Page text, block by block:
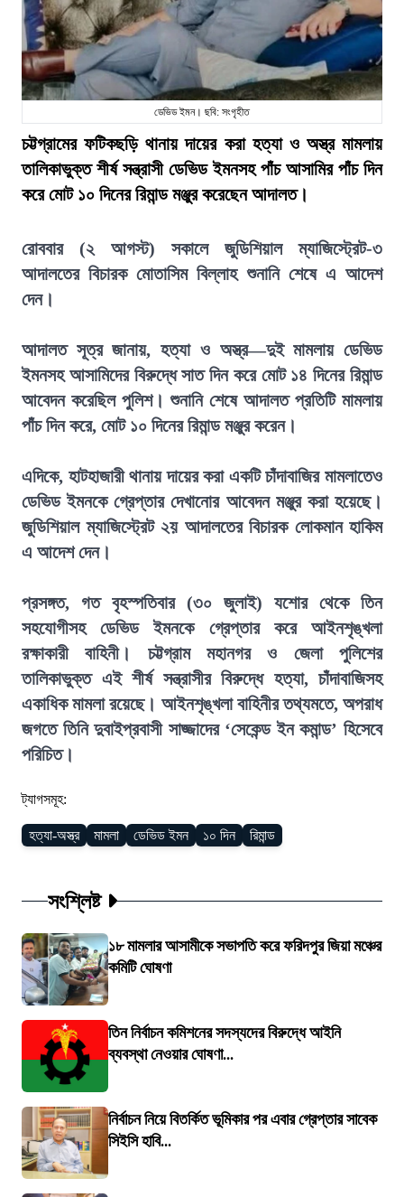
ডেভিড ইমন। ছবি: সংগৃহীত
চট্টগ্রামের ফটিকছড়ি থানায় দায়ের করা হত্যা ও অস্ত্র মামলায়
তালিকাভুক্ত শীর্ষ সন্ত্রাসী ডেভিড ইমনসহ পাঁচ আসামির পাঁচ দিন
করে মোট ১০ দিনের রিমান্ড মঞ্জুর করেছেন আদালত।
রোববার (২ আগস্ট) সকালে জুডিশিয়াল ম্যাজিস্ট্রেট-৩
আদালতের বিচারক মোতাসিম বিল্লাহ শুনানি শেষে এ আদেশ
দেন।
আদালত সূত্র জানায়, হত্যা ও অস্ত্র—দুই মামলায় ডেভিড
ইমনসহ আসামিদের বিরুদ্ধে সাত দিন করে মোট ১৪ দিনের রিমান্ড
আবেদন করেছিল পুলিশ। শুনানি শেষে আদালত প্রতিটি মামলায়
পাঁচ দিন করে, মোট ১০ দিনের রিমান্ড মঞ্জুর করেন।
এদিকে, হাটহাজারী থানায় দায়ের করা একটি চাঁদাবাজির মামলাতেও
ডেভিড ইমনকে গ্রেপ্তার দেখানোর আবেদন মঞ্জুর করা হয়েছে।
জুডিশিয়াল ম্যাজিস্ট্রেট ২য় আদালতের বিচারক লোকমান হাকিম
এ আদেশ দেন।
প্রসঙ্গত, গত বৃহস্পতিবার (৩০ জুলাই) যশোর থেকে তিন
সহযোগীসহ ডেভিড ইমনকে গ্রেপ্তার করে আইনশৃঙ্খলা
রক্ষাকারী বাহিনী। চট্টগ্রাম মহানগর ও জেলা পুলিশের
তালিকাভুক্ত এই শীর্ষ সন্ত্রাসীর বিরুদ্ধে হত্যা, চাঁদাবাজিসহ
একাধিক মামলা রয়েছে। আইনশৃঙ্খলা বাহিনীর তথ্যমতে, অপরাধ
জগতে তিনি দুবাইপ্রবাসী সাজ্জাদের ‘সেকেন্ড ইন কমান্ড’ হিসেবে
পরিচিত।
ট্যাগসমূহ:
হত্যা-অস্ত্র মামলা ডেভিড ইমন ১০ দিন রিমান্ড
সংশ্লিষ্ট
১৮ মামলার আসামীকে সভাপতি করে ফরিদপুর জিয়া মঞ্চের
কমিটি ঘোষণা
তিন নির্বাচন কমিশনের সদস্যদের বিরুদ্ধে আইনি
ব্যবস্থা নেওয়ার ঘোষণা...
নির্বাচন নিয়ে বিতর্কিত ভূমিকার পর এবার গ্রেপ্তার সাবেক
সিইসি হাবি...